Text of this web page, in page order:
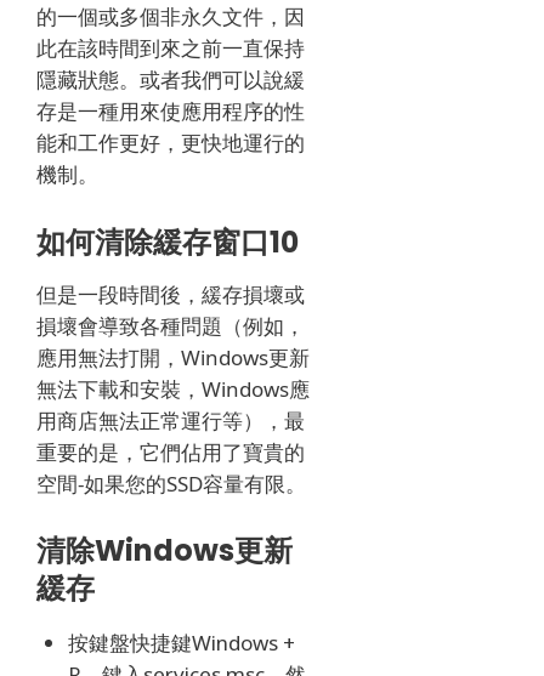
的一個或多個非永久文件，因
此在該時間到來之前一直保持
隱藏狀態。 或者我們可以說緩
存是一種用來使應用程序的性
能和工作更好，更快地運行的
機制。
如何清除緩存窗口10
但是一段時間後，緩存損壞或
損壞會導致各種問題（例如，
應用無法打開，Windows更新
無法下載和安裝，Windows應
用商店無法正常運行等），最
重要的是，它們佔用了寶貴的
空間-如果您的SSD容量有限。
清除Windows更新
緩存
按鍵盤快捷鍵Windows +